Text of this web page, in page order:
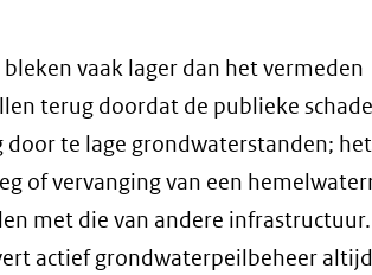
vaak lager dan het vermeden
terug doordat de publieke
te lage grondwaterstanden;
of vervanging van een
met die van andere
actief grondwaterpeilbeheer